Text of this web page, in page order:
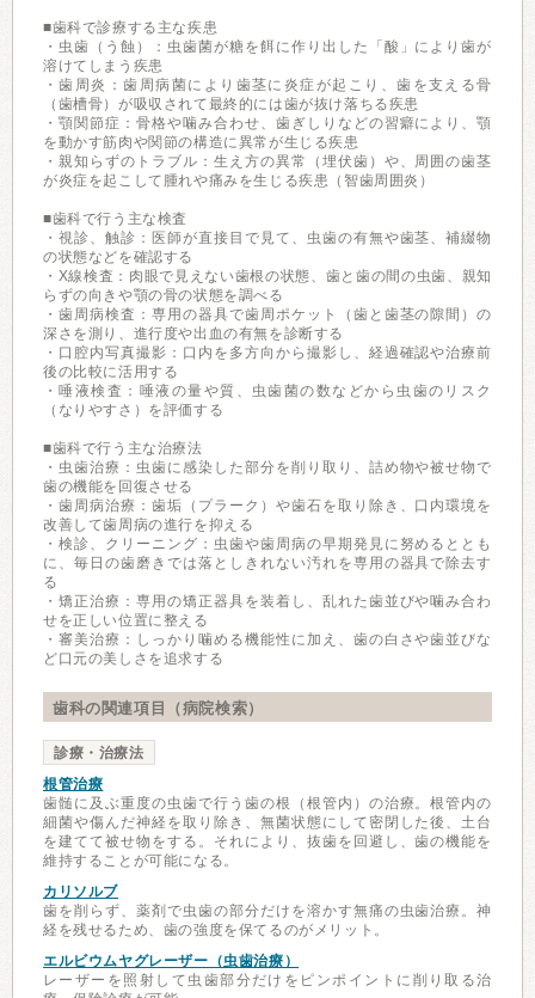
■歯科で診療する主な疾患
・虫歯（う蝕）：虫歯菌が糖を餌に作り出した「酸」により歯が
溶けてしまう疾患
・歯周炎：歯周病菌により歯茎に炎症が起こり、歯を支える骨
（歯槽骨）が吸収されて最終的には歯が抜け落ちる疾患
・顎関節症：骨格や噛み合わせ、歯ぎしりなどの習癖により、顎
を動かす筋肉や関節の構造に異常が生じる疾患
・親知らずのトラブル：生え方の異常（埋伏歯）や、周囲の歯茎
が炎症を起こして腫れや痛みを生じる疾患（智歯周囲炎）
■歯科で行う主な検査
・視診、触診：医師が直接目で見て、虫歯の有無や歯茎、補綴物
の状態などを確認する
・X線検査：肉眼で見えない歯根の状態、歯と歯の間の虫歯、親知
らずの向きや顎の骨の状態を調べる
・歯周病検査：専用の器具で歯周ポケット（歯と歯茎の隙間）の
深さを測り、進行度や出血の有無を診断する
・口腔内写真撮影：口内を多方向から撮影し、経過確認や治療前
後の比較に活用する
・唾液検査：唾液の量や質、虫歯菌の数などから虫歯のリスク
（なりやすさ）を評価する
■歯科で行う主な治療法
・虫歯治療：虫歯に感染した部分を削り取り、詰め物や被せ物で
歯の機能を回復させる
・歯周病治療：歯垢（プラーク）や歯石を取り除き、口内環境を
改善して歯周病の進行を抑える
・検診、クリーニング：虫歯や歯周病の早期発見に努めるととも
に、毎日の歯磨きでは落としきれない汚れを専用の器具で除去す
る
・矯正治療：専用の矯正器具を装着し、乱れた歯並びや噛み合わ
せを正しい位置に整える
・審美治療：しっかり噛める機能性に加え、歯の白さや歯並びな
ど口元の美しさを追求する
歯科の関連項目（病院検索）
診療・治療法
根管治療
歯髄に及ぶ重度の虫歯で行う歯の根（根管内）の治療。根管内の
細菌や傷んだ神経を取り除き、無菌状態にして密閉した後、土台
を建てて被せ物をする。それにより、抜歯を回避し、歯の機能を
維持することが可能になる。
カリソルブ
歯を削らず、薬剤で虫歯の部分だけを溶かす無痛の虫歯治療。神
経を残せるため、歯の強度を保てるのがメリット。
エルビウムヤグレーザー（虫歯治療）
レーザーを照射して虫歯部分だけをピンポイントに削り取る治